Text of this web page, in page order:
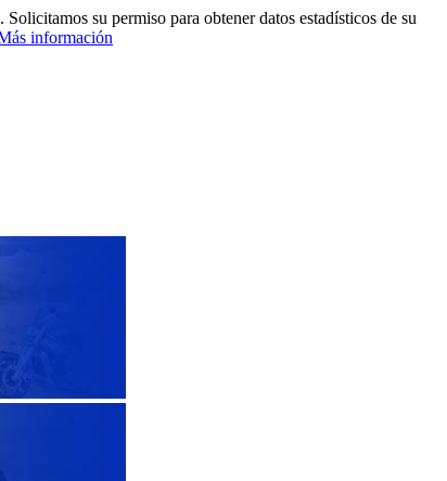
su permiso para obtener datos estadísticos de su
información